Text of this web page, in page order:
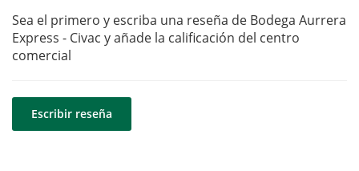
Sea el primero y escriba una reseña de Bodega Aurrera
Express - Civac y añade la calificación del centro
comercial
Escribir reseña